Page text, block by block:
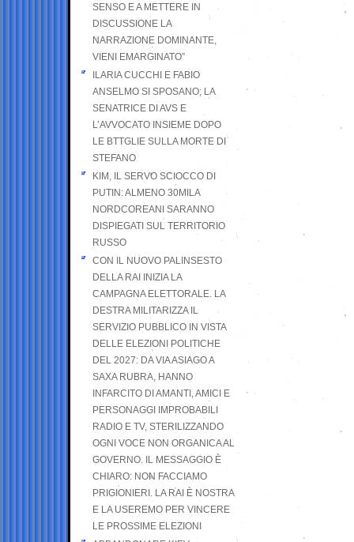
SENSO E A METTERE IN
DISCUSSIONE LA
NARRAZIONE DOMINANTE,
VIENI EMARGINATO”
ILARIA CUCCHI E FABIO
ANSELMO SI SPOSANO; LA
SENATRICE DI AVS E
L’AVVOCATO INSIEME DOPO
LE BTTGLIE SULLA MORTE DI
STEFANO
KIM, IL SERVO SCIOCCO DI
PUTIN: ALMENO 30MILA
NORDCOREANI SARANNO
DISPIEGATI SUL TERRITORIO
RUSSO
CON IL NUOVO PALINSESTO
DELLA RAI INIZIA LA
CAMPAGNA ELETTORALE. LA
DESTRA MILITARIZZA IL
SERVIZIO PUBBLICO IN VISTA
DELLE ELEZIONI POLITICHE
DEL 2027: DA VIA ASIAGO A
SAXA RUBRA, HANNO
INFARCITO DI AMANTI, AMICI E
PERSONAGGI IMPROBABILI
RADIO E TV, STERILIZZANDO
OGNI VOCE NON ORGANICA AL
GOVERNO. IL MESSAGGIO È
CHIARO: NON FACCIAMO
PRIGIONIERI. LA RAI È NOSTRA
E LA USEREMO PER VINCERE
LE PROSSIME ELEZIONI